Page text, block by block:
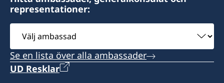
representationer:
Välj
ambassad
Se en lista över alla ambassader
UD Resklar